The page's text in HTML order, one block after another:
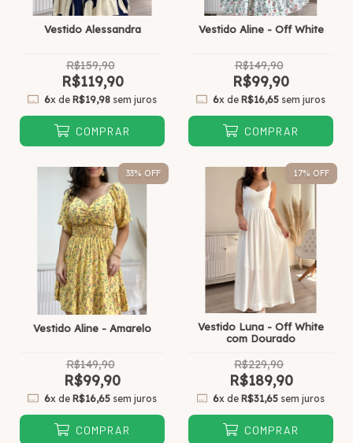
Vestido Alessandra
R$159,90
R$119,90
6x de R$19,98sem juros
COMPRAR
Vestido Aline - Off White
R$149,90
R$99,90
6x de R$16,65sem juros
COMPRAR
33% OFF
Vestido Aline - Amarelo
R$149,90
R$99,90
6x de R$16,65sem juros
COMPRAR
17% OFF
Vestido Luna - Off White
com Dourado
R$229,90
R$189,90
6x de R$31,65 sem juros
COMPRAR